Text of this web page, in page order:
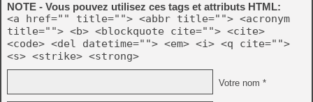
NOTE - Vous pouvez utilisez ces tags et attributs HTML:
<a href="" title=""> <abbr title=""> <acronym
title=""> <b> <blockquote cite=""> <cite>
<code> <del datetime=""> <em> <i> <q cite="">
<s> <strike> <strong>
Votre nom *